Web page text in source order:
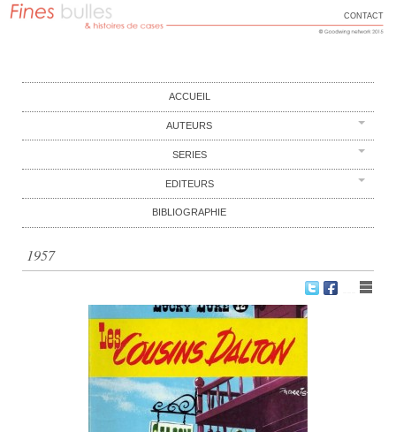
CONTACT
ACCUEIL
AUTEURS
SERIES
EDITEURS
BIBLIOGRAPHIE
1957